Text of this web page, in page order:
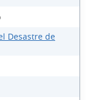
Desastre de